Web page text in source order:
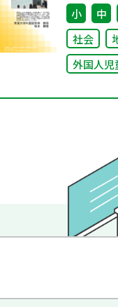
しい日本
小 中
社会
外国人児